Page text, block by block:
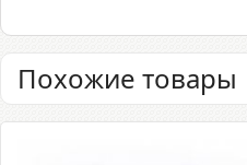
Похожие товары